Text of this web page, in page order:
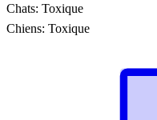
Chats: Toxique
Chiens: Toxique